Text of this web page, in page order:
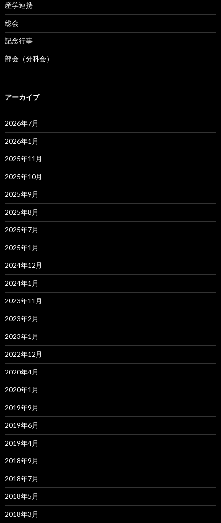
産学連携
総会
記念行事
部会（分科会）
アーカイブ
2026年7月
2026年1月
2025年11月
2025年10月
2025年9月
2025年8月
2025年7月
2025年1月
2024年12月
2024年1月
2023年11月
2023年2月
2023年1月
2022年12月
2020年4月
2020年1月
2019年9月
2019年6月
2019年4月
2018年9月
2018年7月
2018年5月
2018年3月